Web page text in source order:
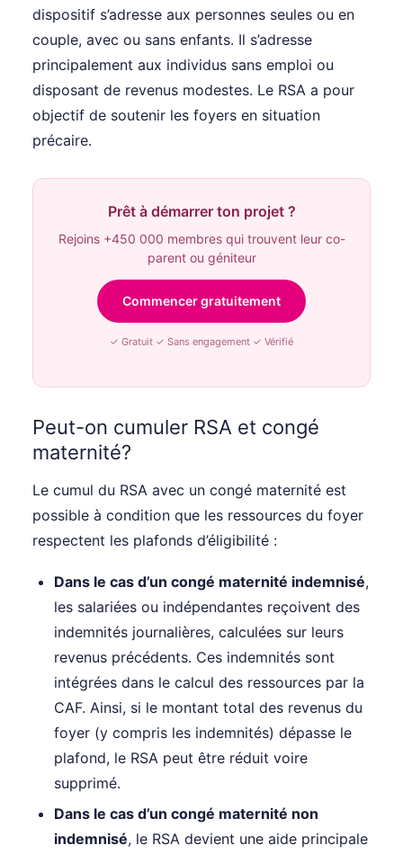
dispositif s’adresse aux personnes seules ou en
couple, avec ou sans enfants. Il s’adresse
principalement aux individus sans emploi ou
disposant de revenus modestes. Le RSA a pour
objectif de soutenir les foyers en situation
précaire.
Prêt à démarrer ton projet ?
Rejoins +450 000 membres qui trouvent leur co-
parent ou géniteur
Commencer gratuitement
✓ Gratuit ✓ Sans engagement ✓ Vérifié
Peut-on cumuler RSA et congé
maternité?
Le cumul du RSA avec un congé maternité est
possible à condition que les ressources du foyer
respectent les plafonds d’éligibilité :
Dans le cas d’un congé maternité indemnisé,
les salariées ou indépendantes reçoivent des
indemnités journalières, calculées sur leurs
revenus précédents. Ces indemnités sont
intégrées dans le calcul des ressources par la
CAF. Ainsi, si le montant total des revenus du
foyer (y compris les indemnités) dépasse le
plafond, le RSA peut être réduit voire
supprimé.
Dans le cas d’un congé maternité non
indemnisé, le RSA devient une aide principale